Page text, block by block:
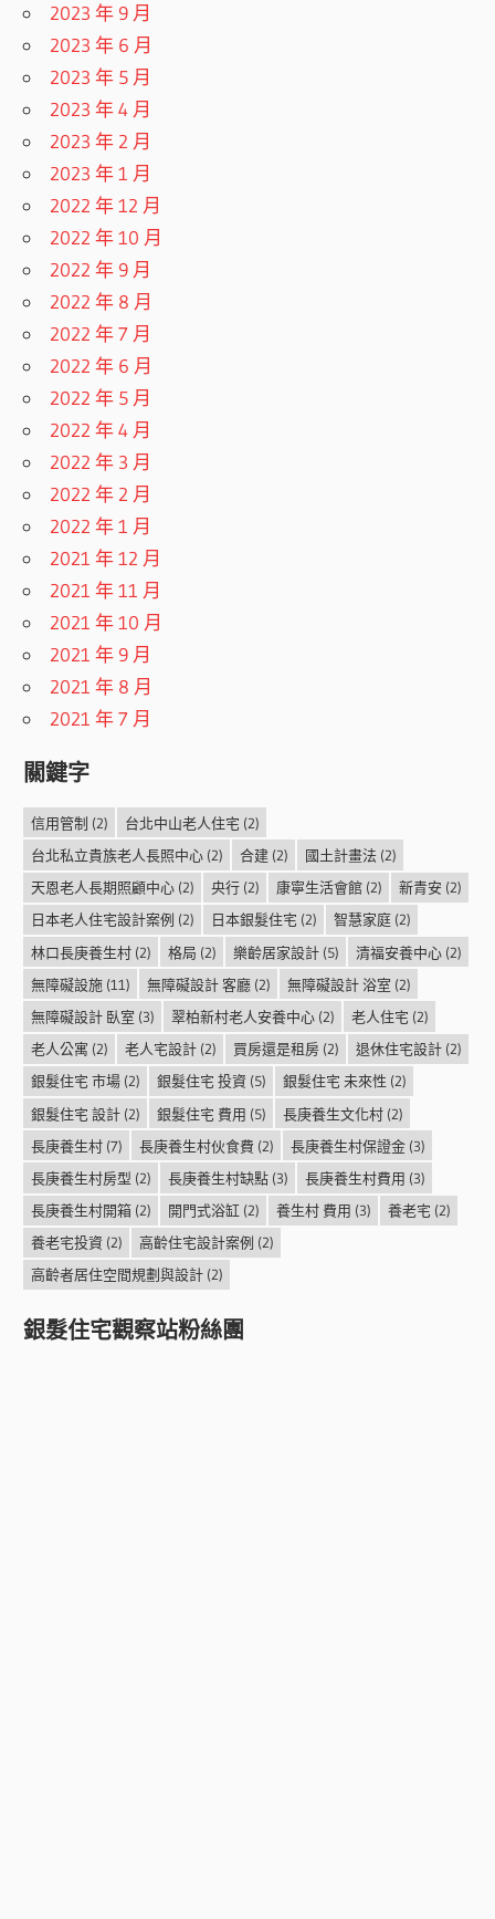
2023 年 9 月
2023 年 6 月
2023 年 5 月
2023 年 4 月
2023 年 2 月
2023 年 1 月
2022 年 12 月
2022 年 10 月
2022 年 9 月
2022 年 8 月
2022 年 7 月
2022 年 6 月
2022 年 5 月
2022 年 4 月
2022 年 3 月
2022 年 2 月
2022 年 1 月
2021 年 12 月
2021 年 11 月
2021 年 10 月
2021 年 9 月
2021 年 8 月
2021 年 7 月
關鍵字
信用管制 (2) 台北中山老人住宅 (2)
台北私立貴族老人長照中心(2) 合建(2) 國土計畫法(2)
天恩老人長期照顧中心(2) 央行(2) 康寧生活會館(2) 新青安 (2)
日本老人住宅設計案例 (2) 日本銀髮住宅 (2) 智慧家庭(2)
林口長庚養生村(2) 格局 (2) 樂齡居家設計(5) 清福安養中心(2)
無障礙設施(11) 無障礙設計 客廳(2) 無障礙設計 浴室 (2)
無障礙設計 臥室 (3) 翠柏新村老人安養中心(2) 老人住宅 (2)
老人公寓 (2) 老人宅設計(2) 買房還是租房(2) 退休住宅設計(2)
銀髮住宅 市場(2) 銀髮住宅 投資(5) 銀髮住宅 未來性 (2)
銀髮住宅 設計(2) 銀髮住宅 費用 (5) 長庚養生文化村(2)
長庚養生村(7) 長庚養生村伙食費 (2) 長庚養生村保證金(3)
長庚養生村房型 (2) 長庚養生村缺點(3) 長庚養生村費用 (3)
長庚養生村開箱(2) 開門式浴缸(2) 養生村 費用 (3) 養老宅 (2)
養老宅投資(2) 高齡住宅設計案例 (2)
高齡者居住空間規劃與設計(2)
銀髮住宅觀察站粉絲團